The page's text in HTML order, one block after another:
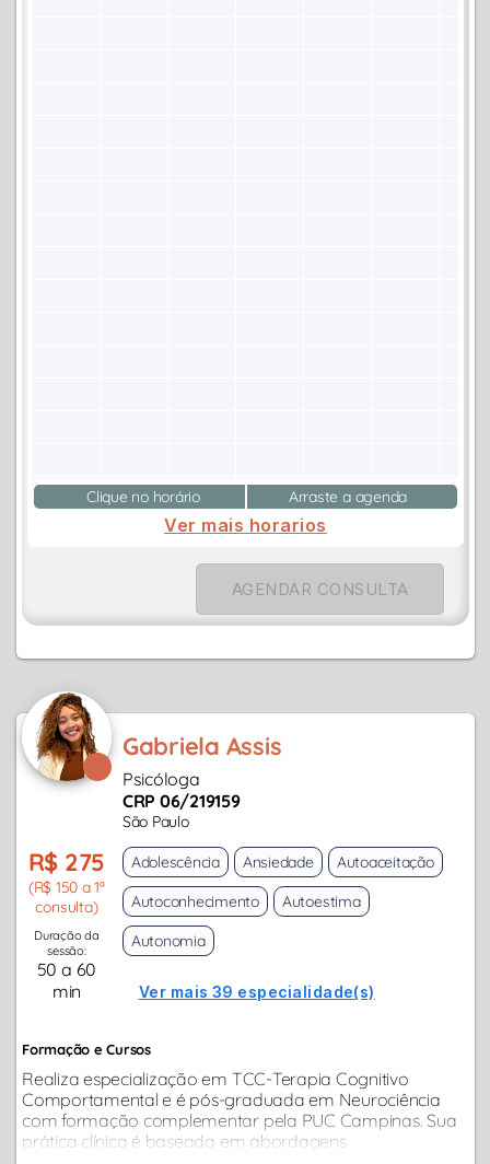
Clique no horário Arraste a agenda
Ver mais horarios
AGENDAR CONSULTA
Gabriela Assis
Psicóloga
CRP 06/219159
São Paulo
R$ 275
(R$ 150 a 1ª
consulta)
Duração da
sessão:
50 a 60
min
Adolescência Ansiedade
Autoaceitação
Autoconhecimento
Autoestima
Autonomia
Ver mais 39 especialidade(s)
Formação e Cursos
Realiza especialização em TCC-Terapia Cognitivo
Comportamental e é pós-graduada em Neurociência
com formação complementar pela PUC Campinas. Sua
prática clínica é baseada em abordagens